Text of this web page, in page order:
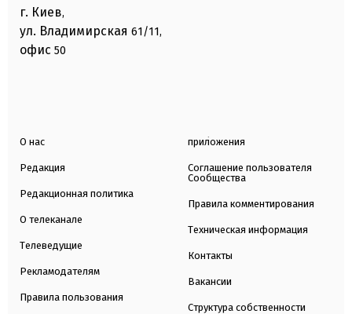
г. Киев,
ул. Владимирская 61/11,
офис 50
О нас
Редакция
Редакционная политика
О телеканале
Телеведущие
Рекламодателям
Правила пользования
приложения
Соглашение пользователя
Сообщества
Правила комментирования
Техническая информация
Контакты
Вакансии
Структура собственности